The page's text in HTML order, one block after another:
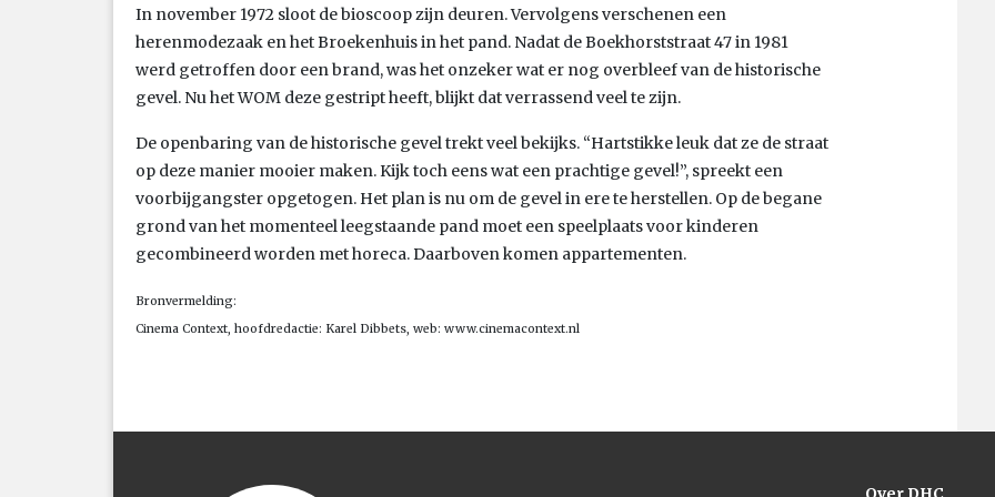
In november 1972 sloot de bioscoop zijn deuren. Vervolgens verschenen een
herenmodezaak en het Broekenhuis in het pand. Nadat de Boekhorststraat 47 in 1981
werd getroffen door een brand, was het onzeker wat er nog overbleef van de historische
gevel. Nu het WOM deze gestript heeft, blijkt dat verrassend veel te zijn.
De openbaring van de historische gevel trekt veel bekijks. “Hartstikke leuk dat ze de straat
op deze manier mooier maken. Kijk toch eens wat een prachtige gevel!”, spreekt een
voorbijgangster opgetogen. Het plan is nu om de gevel in ere te herstellen. Op de begane
grond van het momenteel leegstaande pand moet een speelplaats voor kinderen
gecombineerd worden met horeca. Daarboven komen appartementen.
Bronvermelding:
Cinema Context, hoofdredactie: Karel Dibbets, web: www.cinemacontext.nl